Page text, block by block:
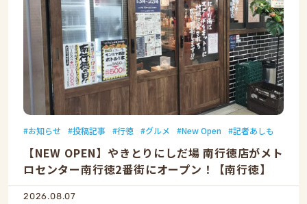
お知らせ 投稿記事 行徳 グルメ New Open 記者あしも
【NEW OPEN】やきとりにしだ場 南行徳店がメト
ロセンター南行徳2番街にオープン！【南行徳】
2026.08.07